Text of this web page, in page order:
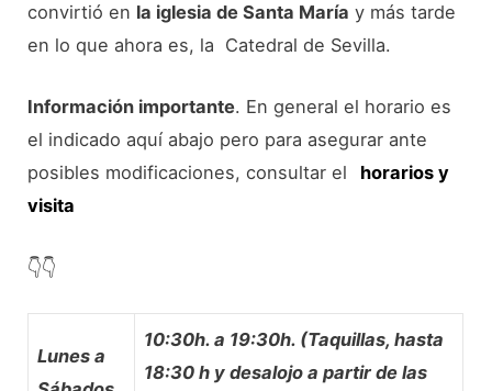
convirtió en la iglesia de Santa María y más tarde
en lo que ahora es, la Catedral de Sevilla.
Información importante. En general el horario es
el indicado aquí abajo pero para asegurar ante
posibles modificaciones, consultar el
horarios y
visita
👇​👇​
Lunes a
10:30h. a 19:30h. (Taquillas, hasta
18:30 h y desalojo a partir de las